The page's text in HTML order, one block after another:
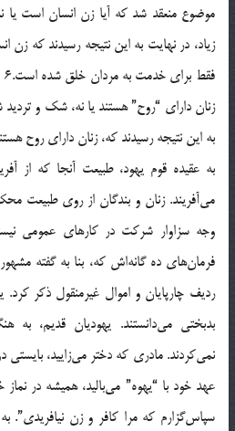
موضوع منعقد شد که آيا زن انسان است
زياد، در نهايت به اين نتيجه رسيدند که زن
زنان داراي “روح” هستند يا نه، شک و
به اين نتيجه رسيدند که، زنان داراي روح
به عقيده قوم يهود، طبيعت آنجا که از
مي‌آفريند. زنان و بندگان از روي طبيعت
وجه سزاوار شرکت در کارهاي عمومي
فرمان‌هاي ده گانه‌اش که، بنا به گفته
رديف چارپايان و اموال غيرمنقول ذکر
بدبختي مي‌دانستند. يهوديان قديم، به
نمي‌کردند. مادري که دختر مي‌زاييد، بايستي
عهد خود با “يهوه” مي‌باليد، هميشه در نماز
سپاس‌گزارم که مرا کافر و زن نيافريدي”.